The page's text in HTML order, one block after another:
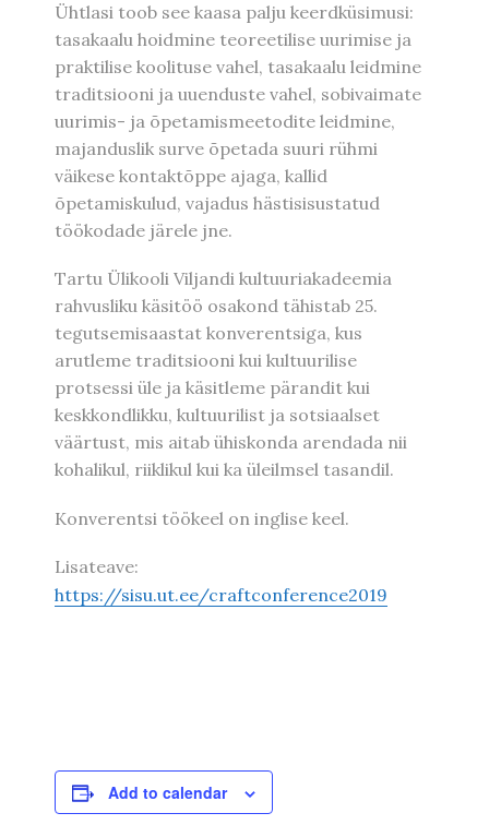
Ühtlasi toob see kaasa palju keerdküsimusi:
tasakaalu hoidmine teoreetilise uurimise ja
praktilise koolituse vahel, tasakaalu leidmine
traditsiooni ja uuenduste vahel, sobivaimate
uurimis- ja õpetamismeetodite leidmine,
majanduslik surve õpetada suuri rühmi
väikese kontaktõppe ajaga, kallid
õpetamiskulud, vajadus hästisisustatud
töökodade järele jne.
Tartu Ülikooli Viljandi kultuuriakadeemia
rahvusliku käsitöö osakond tähistab 25.
tegutsemisaastat konverentsiga, kus
arutleme traditsiooni kui kultuurilise
protsessi üle ja käsitleme pärandit kui
keskkondlikku, kultuurilist ja sotsiaalset
väärtust, mis aitab ühiskonda arendada nii
kohalikul, riiklikul kui ka üleilmsel tasandil.
Konverentsi töökeel on inglise keel.
Lisateave:
https://sisu.ut.ee/craftconference2019
Add to calendar